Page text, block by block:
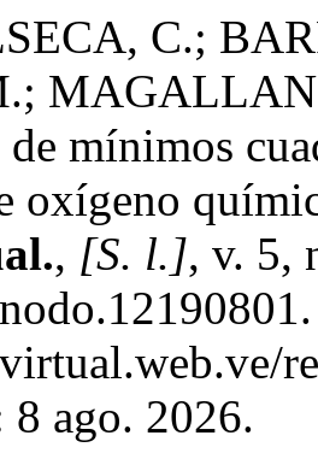
C.;
mínimos
oxígeno
, [S. l.], v. 5,
8 ago. 2026.